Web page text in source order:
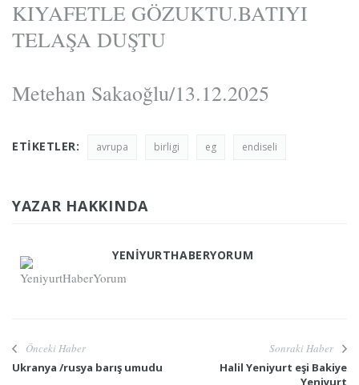
KIYAFETLE GÖZUKTU.BATIYI
TELAŞA DUŞTU
Metehan Sakaoğlu/13.12.2025
ETIKETLER: avrupa birligi eg endiseli
YAZAR HAKKINDA
YENIYURTHABERYORUM
Önceki Haber
Ukranya /rusya barış umudu
Sonraki Haber
Halil Yeniyurt eşi Bakiye
Yeniyurt